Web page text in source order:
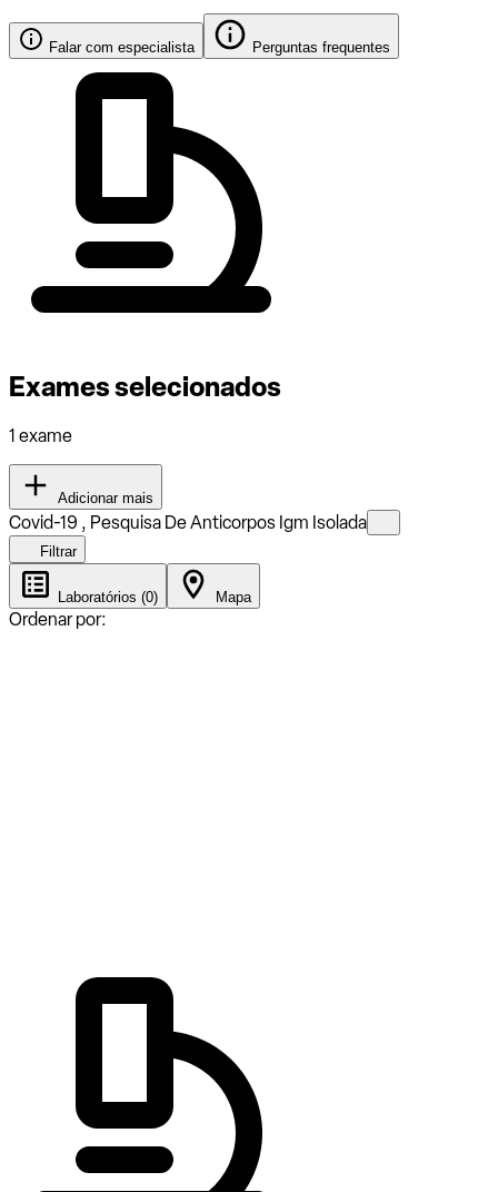
Falar com especialista Perguntas frequentes
Exames selecionados
1 exame
Adicionar mais
Covid-19 , Pesquisa De Anticorpos Igm Isolada
Filtrar
Laboratórios (0) Mapa
Ordenar por: